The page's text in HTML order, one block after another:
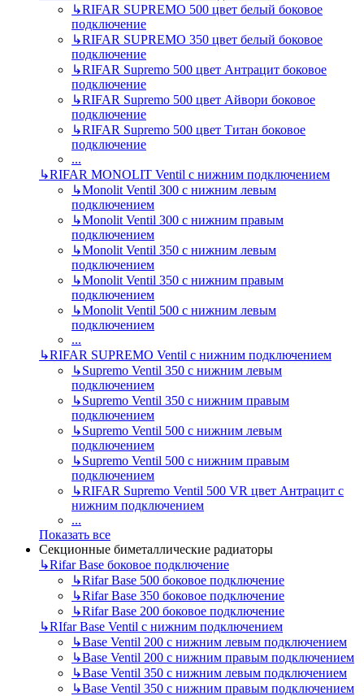
↳RIFAR SUPREMO 500 цвет белый боковое
подключение
↳RIFAR SUPREMO 350 цвет белый боковое
подключение
↳RIFAR Supremo 500 цвет Антрацит боковое
подключение
↳RIFAR Supremo 500 цвет Айвори боковое
подключение
↳RIFAR Supremo 500 цвет Титан боковое
подключение
...
↳RIFAR MONOLIT Ventil с нижним подключением
↳Monolit Ventil 300 с нижним левым
подключением
↳Monolit Ventil 300 с нижним правым
подключением
↳Monolit Ventil 350 с нижним левым
подключением
↳Monolit Ventil 350 с нижним правым
подключением
↳Monolit Ventil 500 с нижним левым
подключением
...
↳RIFAR SUPREMO Ventil с нижним подключением
↳Supremo Ventil 350 с нижним левым
подключением
↳Supremo Ventil 350 с нижним правым
подключением
↳Supremo Ventil 500 с нижним левым
подключением
↳Supremo Ventil 500 с нижним правым
подключением
↳RIFAR Supremo Ventil 500 VR цвет Антрацит с
нижним подключением
...
Показать все
Секционные биметаллические радиаторы
↳Rifar Base боковое подключение
↳Rifar Base 500 боковое подключение
↳Rifar Base 350 боковое подключение
↳Rifar Base 200 боковое подключение
↳RIfar Base Ventil с нижним подключением
↳Base Ventil 200 с нижним левым подключением
↳Base Ventil 200 с нижним правым подключением
↳Base Ventil 350 с нижним левым подключением
↳Base Ventil 350 с нижним правым подключением